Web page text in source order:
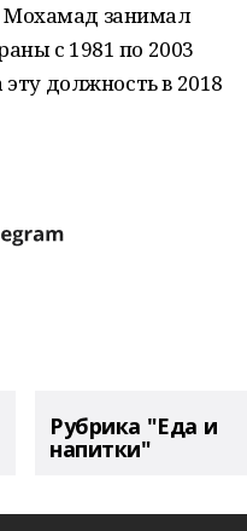
Мохамад занимал
с 1981 по 2003
эту должность в 2018
Рубрика "Еда и
напитки"